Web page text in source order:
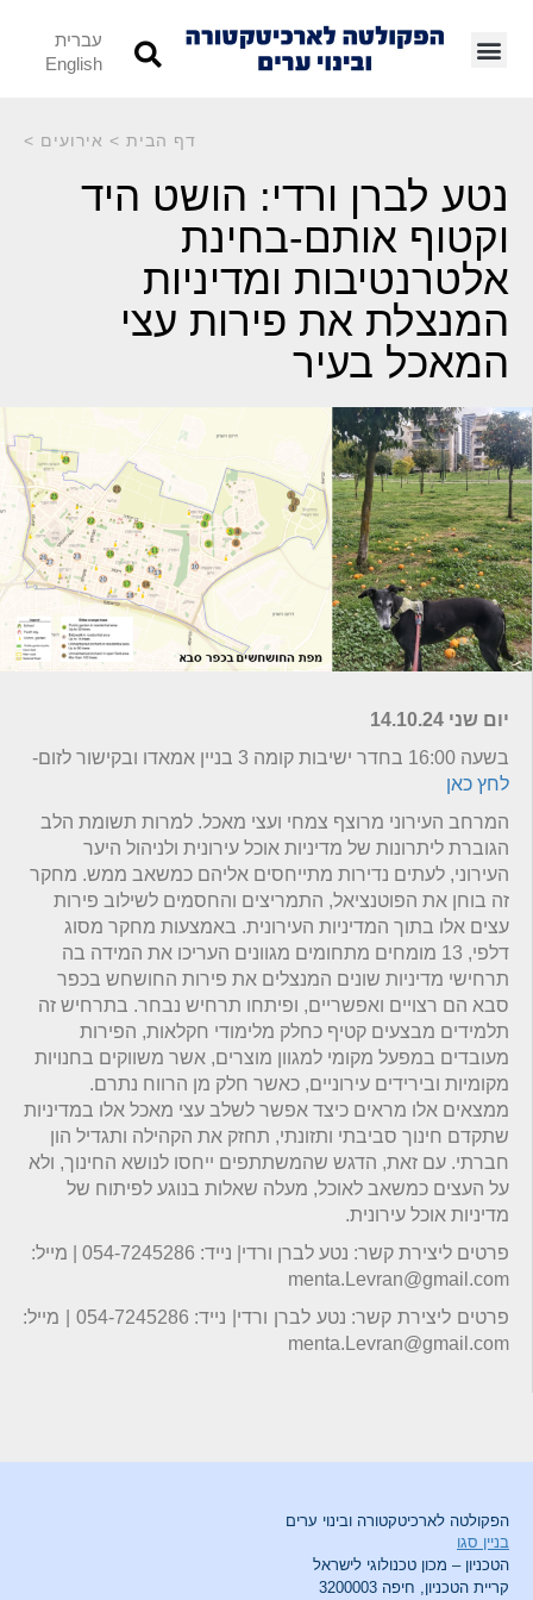
עברית
English
דף הבית > אירועים >
נטע לברן ורדי: הושט היד
וקטוף אותם-בחינת
אלטרנטיבות ומדיניות
המנצלת את פירות עצי
המאכל בעיר
יום שני
בשעה 16:00 בחדר ישיבות קומה 3 בניין אמאדו ובקישור לזום-
לחץ כאן
המרחב העירוני מרוצף צמחי ועצי מאכל. למרות תשומת הלב
הגוברת ליתרונות של מדיניות אוכל עירונית ולניהול היער
העירוני, לעתים נדירות מתייחסים אליהם כמשאב ממש. מחקר
זה בוחן את הפוטנציאל, התמריצים והחסמים לשילוב פירות
עצים אלו בתוך המדיניות העירונית. באמצעות מחקר מסוג
דלפי, 13 מומחים מתחומים מגוונים העריכו את המידה בה
תרחישי מדיניות שונים המנצלים את פירות החושחש בכפר
סבא הם רצויים ואפשריים, ופיתחו תרחיש נבחר. בתרחיש זה
תלמידים מבצעים קטיף כחלק מלימודי חקלאות, הפירות
מעובדים במפעל מקומי למגוון מוצרים, אשר משווקים בחנויות
מקומיות ובירידים עירוניים, כאשר חלק מן הרווח נתרם.
ממצאים אלו מראים כיצד אפשר לשלב עצי מאכל אלו במדיניות
שתקדם חינוך סביבתי ותזונתי, תחזק את הקהילה ותגדיל הון
חברתי. עם זאת, הדגש שהמשתתפים ייחסו לנושא החינוך, ולא
על העצים כמשאב לאוכל, מעלה שאלות בנוגע לפיתוח של
מדיניות אוכל עירונית.
פרטים ליצירת קשר: נטע לברן ורדי| נייד: 054-7245286 | מייל:
menta.Levran@gmail.com
פרטים ליצירת קשר: נטע לברן ורדי| נייד: 054-7245286 | מייל:
menta.Levran@gmail.com
הפקולטה לארכיטקטורה ובינוי ערים
בניין סגו
הטכניון – מכון טכנולוגי לישראל
קריית הטכניון, חיפה 3200003